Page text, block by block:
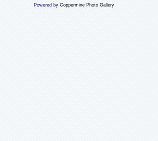
Powered by Coppermine Photo Gallery